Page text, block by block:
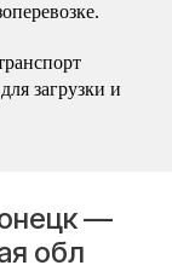
загрузки и
—
обл